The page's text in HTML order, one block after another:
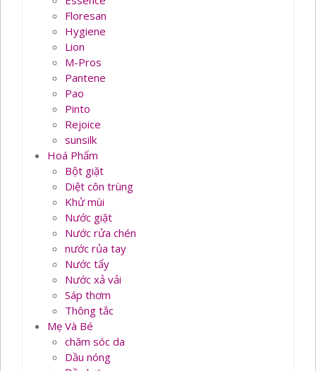
Floresan
Hygiene
Lion
M-Pros
Pantene
Pao
Pinto
Rejoice
sunsilk
Hoá Phẩm
Bột giặt
Diệt côn trùng
Khử mùi
Nước giặt
Nước rửa chén
nước rủa tay
Nước tẩy
Nước xả vải
Sáp thơm
Thông tắc
Mẹ Và Bé
chăm sóc da
Dầu nóng